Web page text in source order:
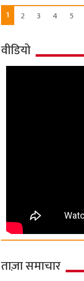
1 2 3 4 5
वीडियो
ताज़ा समाचार